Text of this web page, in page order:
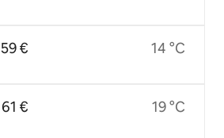
59 €
61 €
14 °C
19 °C